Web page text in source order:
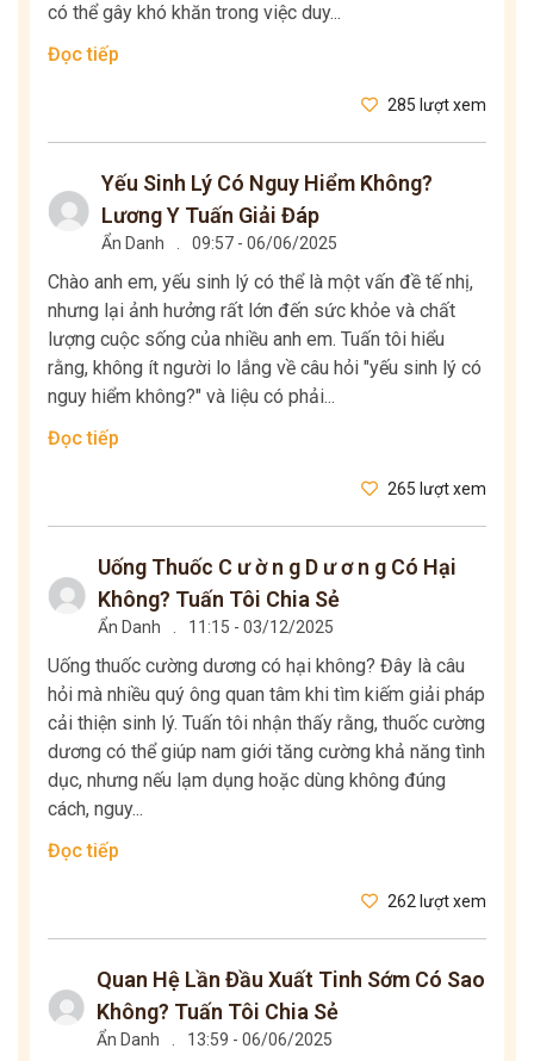
có thể gây khó khăn trong việc duy...
Đọc tiếp
285 lượt xem
Yếu Sinh Lý Có Nguy Hiểm Không?
Lương Y Tuấn Giải Đáp
Ẩn Danh 09:57 - 06/06/2025
Chào anh em, yếu sinh lý có thể là một vấn đề tế nhị,
nhưng lại ảnh hưởng rất lớn đến sức khỏe và chất
lượng cuộc sống của nhiều anh em. Tuấn tôi hiểu
rằng, không ít người lo lắng về câu hỏi "yếu sinh lý có
nguy hiểm không?" và liệu có phải...
Đọc tiếp
265 lượt xem
Uống Thuốc C ư ờ n g D ư ơ n g Có Hại
Không? Tuấn Tôi Chia Sẻ
Ẩn Danh 11:15 - 03/12/2025
Uống thuốc cường dương có hại không? Đây là câu
hỏi mà nhiều quý ông quan tâm khi tìm kiếm giải pháp
cải thiện sinh lý. Tuấn tôi nhận thấy rằng, thuốc cường
dương có thể giúp nam giới tăng cường khả năng tình
dục, nhưng nếu lạm dụng hoặc dùng không đúng
cách, nguy...
Đọc tiếp
262 lượt xem
Quan Hệ Lần Đầu Xuất Tinh Sớm Có Sao
Không? Tuấn Tôi Chia Sẻ
Ẩn Danh 13:59 - 06/06/2025